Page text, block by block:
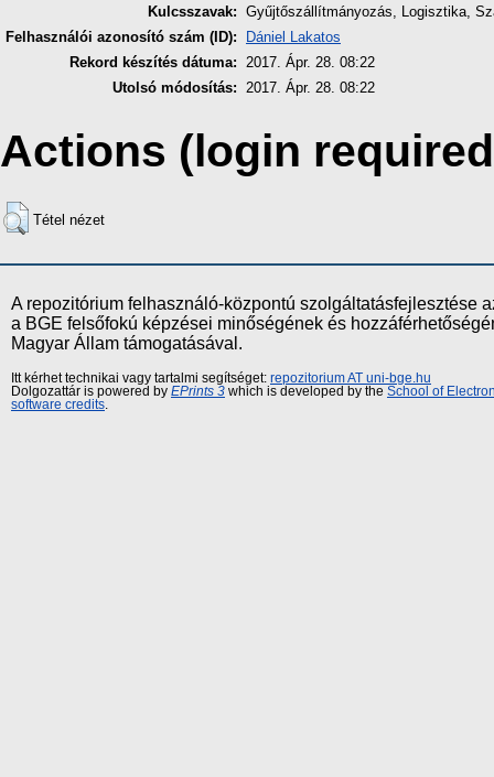
Kulcsszavak: Gyűjtőszállítmányozás, Logisztika,
Felhasználói azonosító szám (ID):
Dániel Lakatos
Rekord készítés dátuma: 2017. Ápr. 28. 08:22
Utolsó módosítás: 2017. Ápr. 28. 08:22
Actions (login
Tétel nézet
A repozitórium felhasználó-központú szolgáltatásfejlesztése
a BGE felsőfokú képzései minőségének és
Magyar Állam támogatásával.
Itt kérhet technikai vagy tartalmi segítséget: repozitorium AT uni-bge.hu
Dolgozattár is powered by EPrints 3 which is developed by the School of
software credits